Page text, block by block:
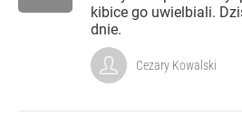
kibice go uwielbiali.
dnie.
Cezary Kowalski